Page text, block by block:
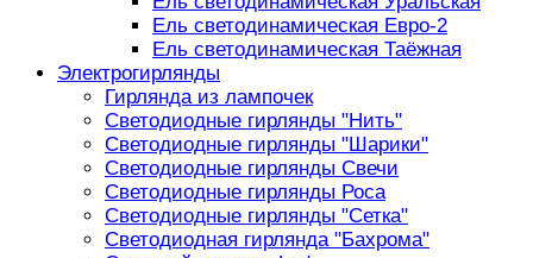
Ель светодинамическая Евро-2
Ель светодинамическая Таёжная
Электрогирлянды
Гирлянда из лампочек
Светодиодные гирлянды "Нить"
Светодиодные гирлянды "Шарики"
Светодиодные гирлянды Свечи
Светодиодные гирлянды Роса
Светодиодные гирлянды "Сетка"
Светодиодная гирлянда "Бахрома"